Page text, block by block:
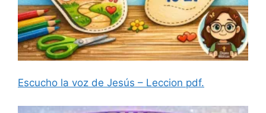
Escucho la voz de Jesús – Leccion pdf.